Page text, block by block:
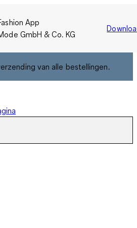
App
GmbH & Co. KG
van alle bestellingen.